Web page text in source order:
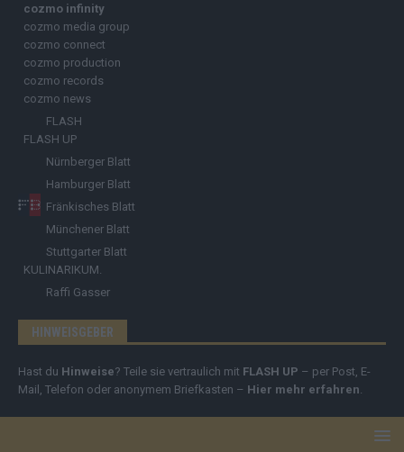
cozmo infinity
cozmo media group
cozmo connect
cozmo production
cozmo records
cozmo news
FLASH
FLASH UP
Nürnberger Blatt
Hamburger Blatt
Fränkisches Blatt
Münchener Blatt
Stuttgarter Blatt
KULINARIKUM.
Raffi Gasser
HINWEISGEBER
Hast du Hinweise? Teile sie vertraulich mit FLASH UP – per Post, E-
Mail, Telefon oder anonymem Briefkasten – Hier mehr erfahren